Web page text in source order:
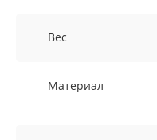
Вес
Материал